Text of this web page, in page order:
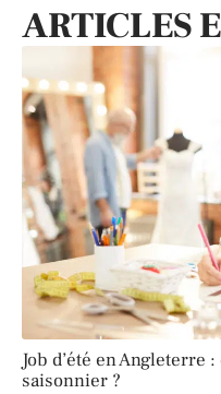
ARTICLES
Job d’été en
saisonnier ?